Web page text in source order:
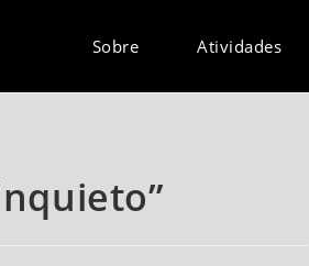
Sobre Atividades